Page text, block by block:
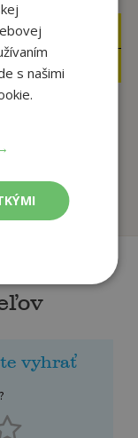
má krídla
vyhrať
s našimi